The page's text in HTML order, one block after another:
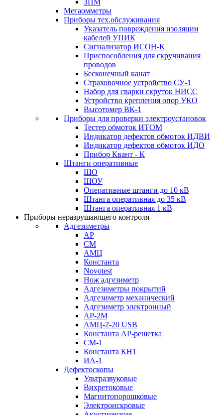
ЗПМ
Мегаомметры
Приборы тех.обслуживания
Указатель повреждения изоляции
кабелей УПИК
Сигнализатор ИСОН-К
Приспособления для скручивания
проводов
Бесконечный канат
Страховочное устройство СУ-1
Набор для сварки скруток НИСС
Устройство крепления опор УКО
Высотомер ВК-1
Приборы для проверки электроустановок
Тестер обмоток ИТОМ
Индикатор дефектов обмоток ИДВИ
Индикатор дефектов обмоток ИДО
Прибор Квант - К
Штанги оперативные
ШО
ШОУ
Оперативные штанги до 10 кВ
Штанга оперативная до 35 кВ
Штанга оперативная 1 кВ
Приборы неразрушающего контроля
Адгезиметры
АР
СМ
АМЦ
Константа
Novotest
Нож адгезиметр
Адгезиметры покрытий
Адгезиметр механический
Адгезиметр электронный
АР-2М
АМЦ-2-20 USB
Константа АР-решетка
СМ-1
Константа КН1
ИА-1
Дефектоскопы
Ультразвуковые
Вихретоковые
Магнитопорошковые
Электроискровые